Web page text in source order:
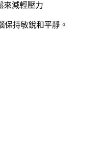
來減輕壓力
保持敏銳和平靜。